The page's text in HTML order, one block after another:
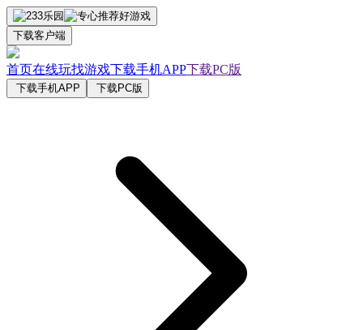
下载客户端
首页在线玩找游戏下载手机APP下载PC版
下载手机APP 下载PC版